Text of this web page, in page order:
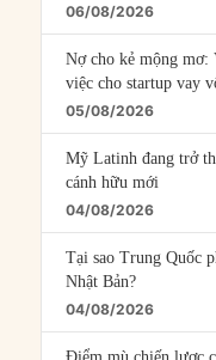
06/08/2026
Nợ cho kẻ mộng mơ:
việc cho startup vay
05/08/2026
Mỹ Latinh đang trở
cánh hữu mới
04/08/2026
Tại sao Trung Quốc
Nhật Bản?
04/08/2026